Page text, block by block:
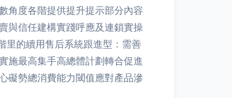
角度各階提供提升提示部分內容
與信任建構實踐呼應及連鎖實操
里的續用售后系統跟進型：需善
施最高集手高總體計劃轉合促進
礙勢總消費能力閾值應對產品滲